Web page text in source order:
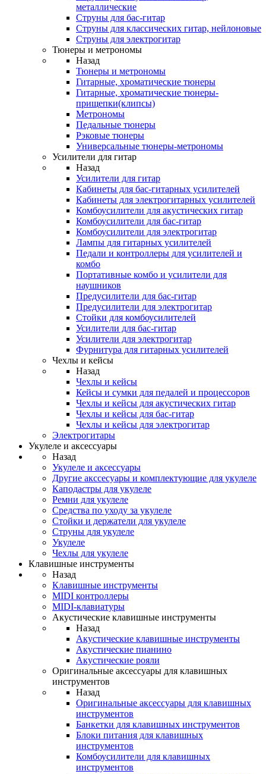
металлические
Струны для бас-гитар
Струны для классических гитар, нейлоновые
Струны для электрогитар
Тюнеры и метрономы
Назад
Тюнеры и метрономы
Гитарные, хроматические тюнеры
Гитарные, хроматические тюнеры-
прищепки(клипсы)
Метрономы
Педальные тюнеры
Рэковые тюнеры
Универсальные тюнеры-метрономы
Усилители для гитар
Назад
Усилители для гитар
Кабинеты для бас-гитарных усилителей
Кабинеты для электрогитарных усилителей
Комбоусилители для акустических гитар
Комбоусилители для бас-гитар
Комбоусилители для электрогитар
Лампы для гитарных усилителей
Педали и контроллеры для усилителей и
комбо
Портативные комбо и усилители для
наушников
Предусилители для бас-гитар
Предусилители для электрогитар
Стойки для комбоусилителей
Усилители для бас-гитар
Усилители для электрогитар
Фурнитура для гитарных усилителей
Чехлы и кейсы
Назад
Чехлы и кейсы
Кейсы и сумки для педалей и процессоров
Чехлы и кейсы для акустических гитар
Чехлы и кейсы для бас-гитар
Чехлы и кейсы для электрогитар
Электрогитары
Укулеле и аксессуары
Назад
Укулеле и аксессуары
Другие акссесуары и комплектующие для укулеле
Каподастры для укулеле
Ремни для укулеле
Средства по уходу за укулеле
Стойки и держатели для укулеле
Струны для укулеле
Укулеле
Чехлы для укулеле
Клавишные инструменты
Назад
Клавишные инструменты
MIDI контроллеры
MIDI-клавиатуры
Акустические клавишные инструменты
Назад
Акустические клавишные инструменты
Акустические пианино
Акустические рояли
Оригинальные аксессуары для клавишных
инструментов
Назад
Оригинальные аксессуары для клавишных
инструментов
Банкетки для клавишных инструментов
Блоки питания для клавишных
инструментов
Комбоусилители для клавишных
инструментов